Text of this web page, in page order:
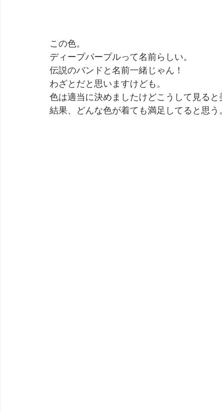
この色。
ディープパープルって名前らしい。
伝説のバンドと名前一緒じゃん！
わざとだと思いますけども。
色は適当に決めましたけどこうして見ると
結果、どんな色が着ても満足してると思う